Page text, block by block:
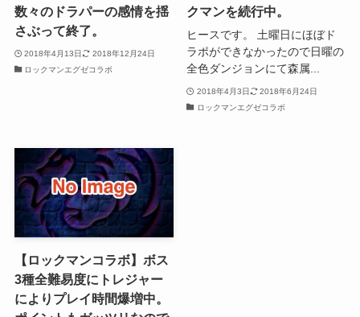
数々のドラパーの感情を揺
さぶって終了。
2018年4月13日
2018年12月24日
ロックマンエグゼコラボ
クマンを続行中。
ヒースです。 土曜日にほぼド
ラポができなかったので日曜の
全色ダンジョンにて森属...
2018年4月3日
2018年6月24日
ロックマンエグゼコラボ
【ロックマンコラボ】ボス
3種全難易度にトレジャー
によりプレイ時間爆増中。